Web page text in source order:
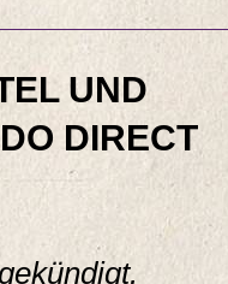
UND
DIRECT